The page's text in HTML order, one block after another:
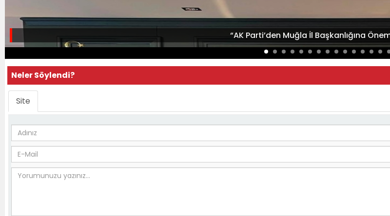
“AK Parti’den Muğla İl Başkanlığına
Neler Söylendi?
Site